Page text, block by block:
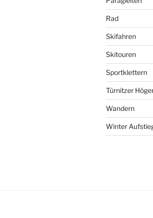
Rad
Skifahren
Skitouren
Sportklettern
Türnitzer
Wandern
Winter